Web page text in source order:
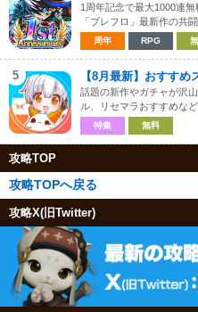
1周年記念で最大1000連
「ブレフロ」最新作の共
周年 RPG
5 【8月最新】おすす
話題の新作やガチャが沢
ル、リセマラおすすめなど
特集 無料
攻略TOP
攻略TOPへ戻る
攻略X(旧Twitter)